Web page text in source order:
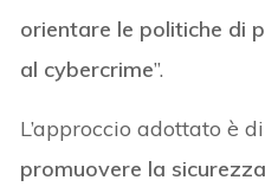
orientare le politiche di
al cybercrime”.
L’approccio adottato è
promuovere la